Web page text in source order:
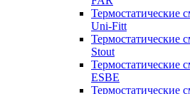
Термостатические
Uni-Fitt
Термостатические
Stout
Термостатические
ESBE
Термостатические